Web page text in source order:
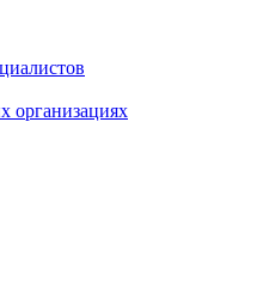
организациях